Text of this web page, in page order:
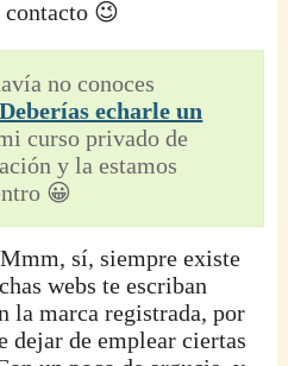
contacto 😉
no conoces
Deberías echarle un
curso privado de
y la estamos
😀
Mmm, sí, siempre existe
webs te escriban
la marca registrada, por
dejar de emplear ciertas